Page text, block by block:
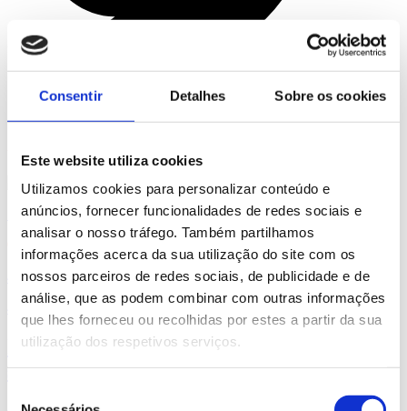
Consentir Detalhes Sobre os cookies
Este website utiliza cookies
Utilizamos cookies para personalizar conteúdo e
anúncios, fornecer funcionalidades de redes sociais e
analisar o nosso tráfego. Também partilhamos
informações acerca da sua utilização do site com os
nossos parceiros de redes sociais, de publicidade e de
análise, que as podem combinar com outras informações
que lhes forneceu ou recolhidas por estes a partir da sua
utilização dos respetivos serviços.
5 Agosto
4 min
4 minutos de leitura
Implante Dentário: quando é a
solução certa?